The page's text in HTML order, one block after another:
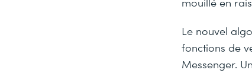
Le nouvel
fonctions de
Messenger.